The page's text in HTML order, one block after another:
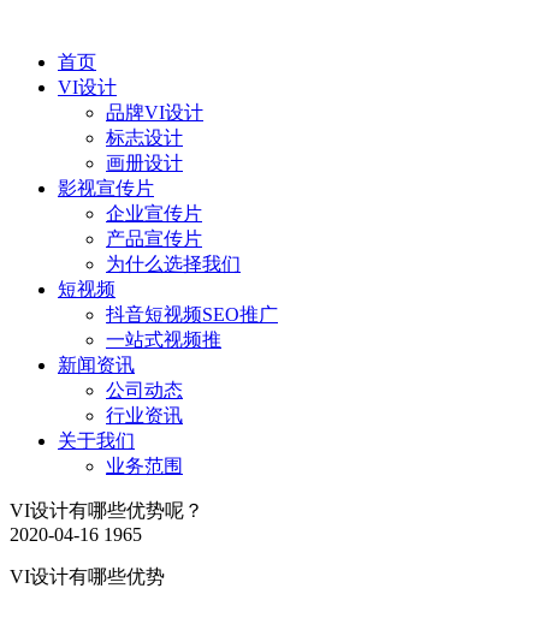
首页
VI设计
品牌VI设计
标志设计
画册设计
影视宣传片
企业宣传片
产品宣传片
为什么选择我们
短视频
抖音短视频SEO推广
一站式视频推
新闻资讯
公司动态
行业资讯
关于我们
业务范围
VI设计有哪些优势呢？
2020-04-16 1965
VI设计有哪些优势